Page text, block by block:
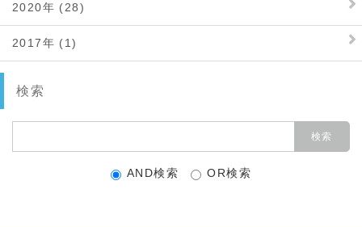
2020年 (28)
2017年 (1)
検索
AND検索 OR検索